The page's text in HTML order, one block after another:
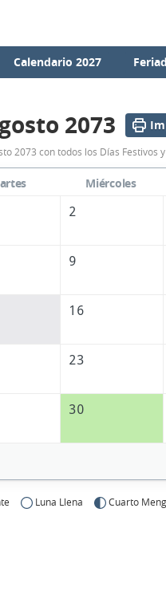
Calendario 2027
2073
2073
2073 con todos los Días Festivos
Miércoles
2
9
16
23
30
Luna Llena Cuarto